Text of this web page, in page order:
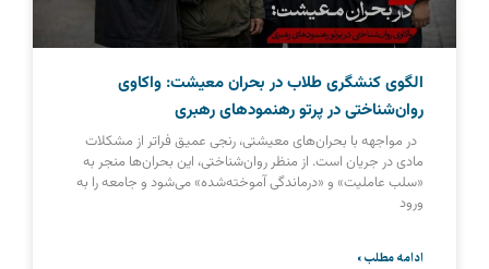
الگوی کنشگری طلاب در بحران معیشت: واکاوی
روان‌شناختی در پرتو رهنمودهای رهبری
در مواجهه با بحران‌های معیشتی، رنجی عمیق فراتر از مشکلات
مادی در جریان است. از منظر روان‌شناختی، این بحران‌ها منجر به
«سلب عاملیت» و «درماندگی آموخته‌شده» می‌شود و جامعه را به
ورود
ادامه مطلب »